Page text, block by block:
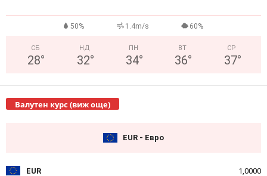
50% 1.4m/s 60%
СБ
28°
НД
32°
ПН
34°
ВТ
36°
СР
37°
Валутен курс (виж още)
EUR - Евро
EUR 1,0000